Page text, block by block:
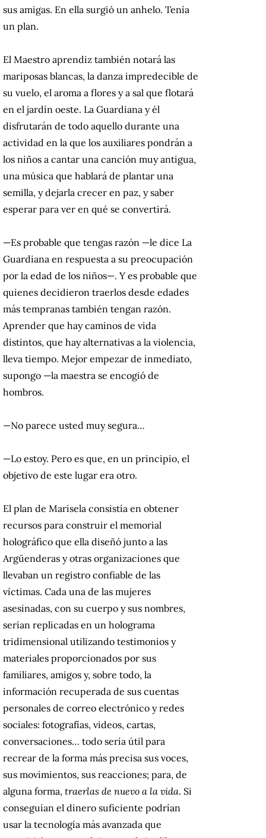
sus amigas. En ella surgió un anhelo. Tenía
un plan.
El Maestro aprendiz también notará las
mariposas blancas, la danza impredecible de
su vuelo, el aroma a flores y a sal que flotará
en el jardín oeste. La Guardiana y él
disfrutarán de todo aquello durante una
actividad en la que los auxiliares pondrán a
los niños a cantar una canción muy antigua,
una música que hablará de plantar una
semilla, y dejarla crecer en paz, y saber
esperar para ver en qué se convertirá.
—Es probable que tengas razón —le dice La
Guardiana en respuesta a su preocupación
por la edad de los niños—. Y es probable que
quienes decidieron traerlos desde edades
más tempranas también tengan razón.
Aprender que hay caminos de vida
distintos, que hay alternativas a la violencia,
lleva tiempo. Mejor empezar de inmediato,
supongo —la maestra se encogió de
hombros.
—No parece usted muy segura…
—Lo estoy. Pero es que, en un principio, el
objetivo de este lugar era otro.
El plan de Marisela consistía en obtener
recursos para construir el memorial
holográfico que ella diseñó junto a las
Argüenderas y otras organizaciones que
llevaban un registro confiable de las
víctimas. Cada una de las mujeres
asesinadas, con su cuerpo y sus nombres,
serían replicadas en un holograma
tridimensional utilizando testimonios y
materiales proporcionados por sus
familiares, amigos y, sobre todo, la
información recuperada de sus cuentas
personales de correo electrónico y redes
sociales: fotografías, videos, cartas,
conversaciones… todo sería útil para
recrear de la forma más precisa sus voces,
sus movimientos, sus reacciones; para, de
alguna forma, traerlas de nuevo a la vida. Si
conseguían el dinero suficiente podrían
usar la tecnología más avanzada que